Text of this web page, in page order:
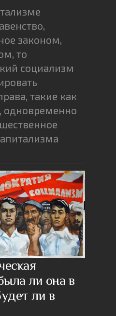
законом,
то
социализм
такие как
одновременно
ли она в
ли в